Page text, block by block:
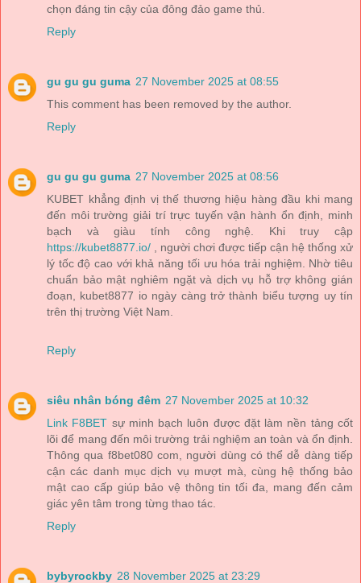
chọn đáng tin cậy của đông đảo game thủ.
Reply
gu gu gu guma 27 November 2025 at 08:55
This comment has been removed by the author.
Reply
gu gu gu guma 27 November 2025 at 08:56
KUBET khẳng định vị thế thương hiệu hàng đầu khi mang
đến môi trường giải trí trực tuyến vận hành ổn định, minh
bạch và giàu tính công nghệ. Khi truy cập
https://kubet8877.io/ , người chơi được tiếp cận hệ thống xử
lý tốc độ cao với khả năng tối ưu hóa trải nghiệm. Nhờ tiêu
chuẩn bảo mật nghiêm ngặt và dịch vụ hỗ trợ không gián
đoạn, kubet8877 io ngày càng trở thành biểu tượng uy tín
trên thị trường Việt Nam.
Reply
siêu nhân bóng đêm 27 November 2025 at 10:32
Link F8BET sự minh bạch luôn được đặt làm nền tảng cốt
lõi để mang đến môi trường trải nghiệm an toàn và ổn định.
Thông qua f8bet080 com, người dùng có thể dễ dàng tiếp
cận các danh mục dịch vụ mượt mà, cùng hệ thống bảo
mật cao cấp giúp bảo vệ thông tin tối đa, mang đến cảm
giác yên tâm trong từng thao tác.
Reply
bybyrockby 28 November 2025 at 23:29